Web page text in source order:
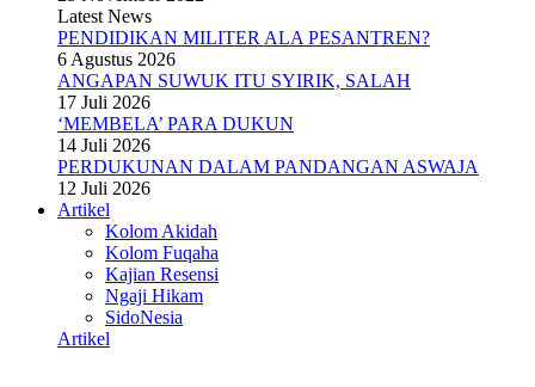
Latest News
PENDIDIKAN MILITER ALA PESANTREN?
6 Agustus 2026
ANGAPAN SUWUK ITU SYIRIK, SALAH
17 Juli 2026
‘MEMBELA’ PARA DUKUN
14 Juli 2026
PERDUKUNAN DALAM PANDANGAN ASWAJA
12 Juli 2026
Artikel
Kolom Akidah
Kolom Fuqaha
Kajian Resensi
Ngaji Hikam
SidoNesia
Artikel